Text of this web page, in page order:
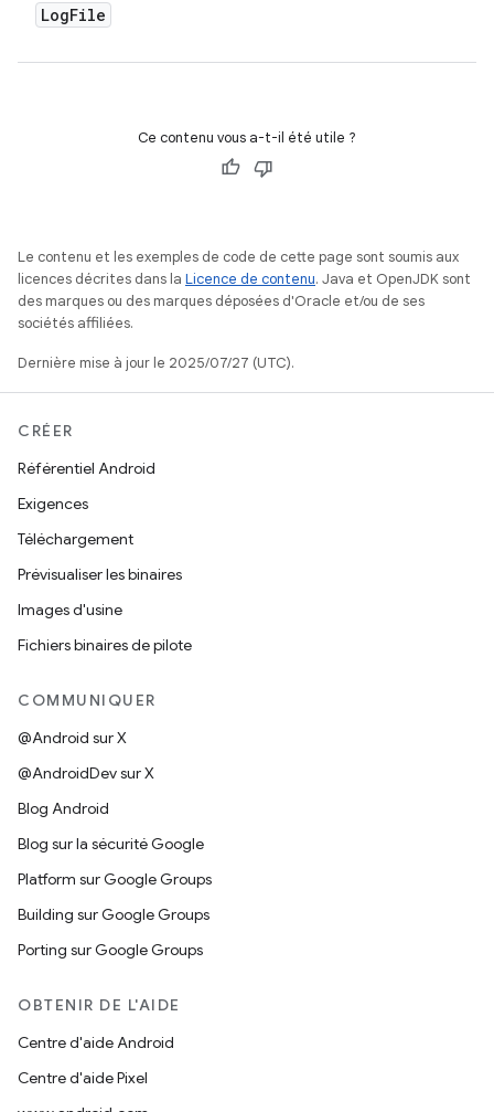
LogFile
Ce contenu vous a-t-il été utile ?
Le contenu et les exemples de code de cette page sont soumis aux
licences décrites dans la Licence de contenu. Java et OpenJDK sont
des marques ou des marques déposées d'Oracle et/ou de ses
sociétés affiliées.
Dernière mise à jour le 2025/07/27 (UTC).
CRÉER
Référentiel Android
Exigences
Téléchargement
Prévisualiser les binaires
Images d'usine
Fichiers binaires de pilote
COMMUNIQUER
@Android sur X
@AndroidDev sur X
Blog Android
Blog sur la sécurité Google
Platform sur Google Groups
Building sur Google Groups
Porting sur Google Groups
OBTENIR DE L'AIDE
Centre d'aide Android
Centre d'aide Pixel